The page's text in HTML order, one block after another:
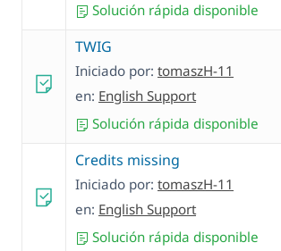
Solución rápida disponible
TWIG
Iniciado por: tomaszH-11
en: English Support
Solución rápida disponible
Credits missing
Iniciado por: tomaszH-11
en: English Support
Solución rápida disponible